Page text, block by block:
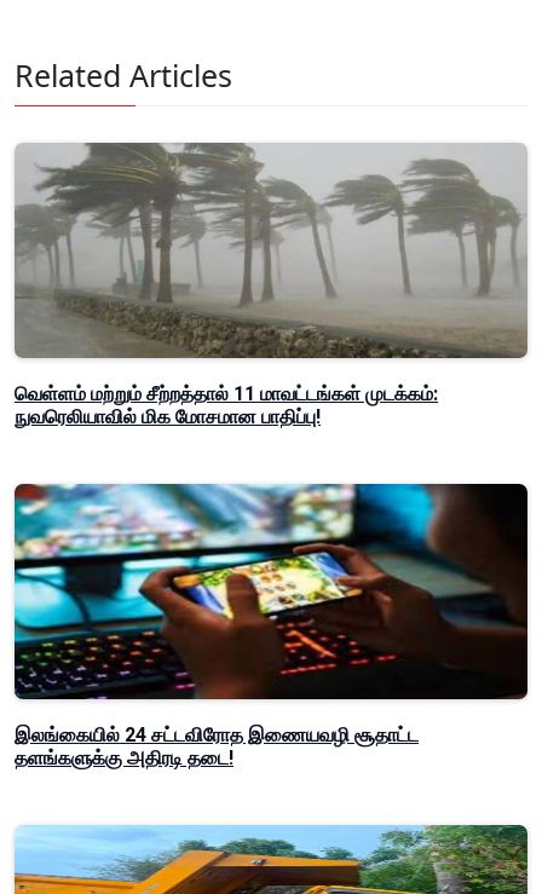
Related Articles
வெள்ளம் மற்றும் சீற்றத்தால் 11 மாவட்டங்கள் முடக்கம்:
நுவரெலியாவில் மிக மோசமான பாதிப்பு!
இலங்கையில் 24 சட்டவிரோத இணையவழி சூதாட்ட
தளங்களுக்கு அதிரடி தடை!